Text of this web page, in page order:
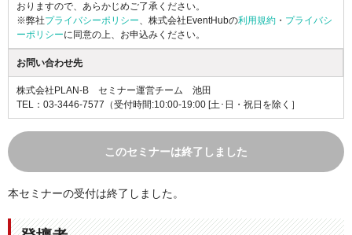
おりますので、あらかじめご了承ください。
※弊社プライバシーポリシー、株式会社EventHubの利用規約 ・ プライバシ
ーポリシーに同意の上、お申込みください。
お問い合わせ先
株式会社PLAN-B セミナー運営チーム 池田
TEL：03-3446-7577 （受付時間:10:00-19:00 [土･日・祝日を除く］
このセミナーは終了しました
本セミナーの受付は終了しました。